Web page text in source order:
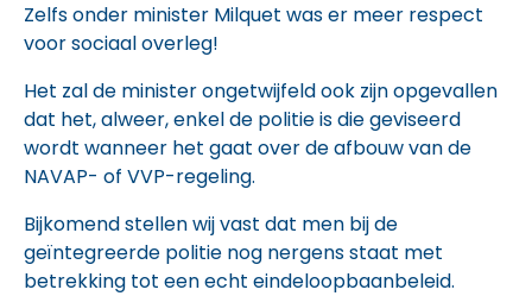
Zelfs onder minister Milquet was er meer respect
voor sociaal overleg!
Het zal de minister ongetwijfeld ook zijn opgevallen
dat het, alweer, enkel de politie is die geviseerd
wordt wanneer het gaat over de afbouw van de
NAVAP- of VVP-regeling.
Bijkomend stellen wij vast dat men bij de
geïntegreerde politie nog nergens staat met
betrekking tot een echt eindeloopbaanbeleid.